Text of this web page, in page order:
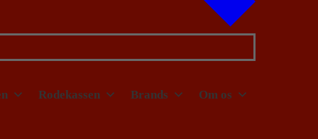
Rodekassen Brands Om os